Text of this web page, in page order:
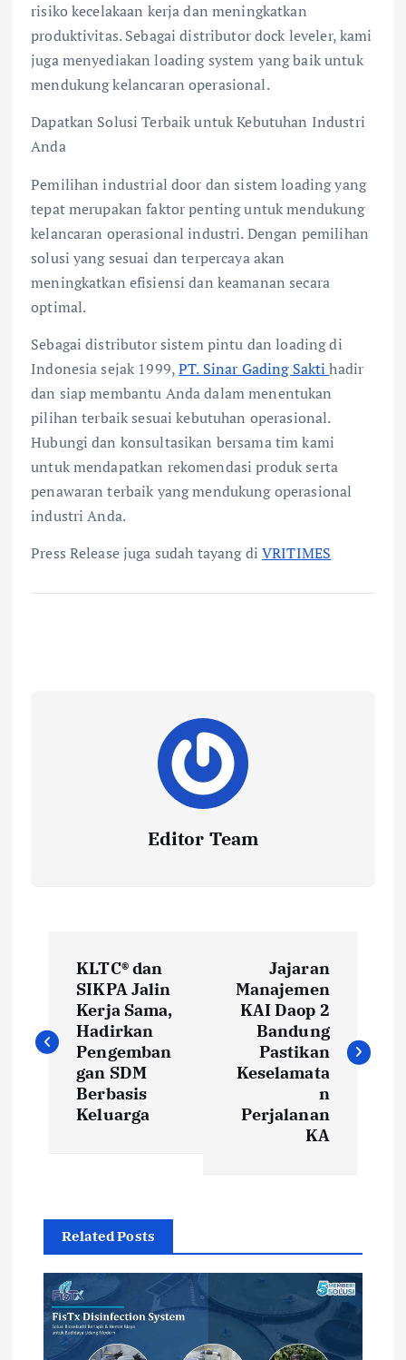
risiko kecelakaan kerja dan meningkatkan
produktivitas. Sebagai distributor dock leveler, kami
juga menyediakan loading system yang baik untuk
mendukung kelancaran operasional.
Dapatkan Solusi Terbaik untuk Kebutuhan Industri
Anda
Pemilihan industrial door dan sistem loading yang
tepat merupakan faktor penting untuk mendukung
kelancaran operasional industri. Dengan pemilihan
solusi yang sesuai dan terpercaya akan
meningkatkan efisiensi dan keamanan secara
optimal.
Sebagai distributor sistem pintu dan loading di
Indonesia sejak 1999,PT. Sinar Gading Saktihadir
dan siap membantu Anda dalam menentukan
pilihan terbaik sesuai kebutuhan operasional.
Hubungi dan konsultasikan bersama tim kami
untuk mendapatkan rekomendasi produk serta
penawaran terbaik yang mendukung operasional
industri Anda.
Press Release juga sudah tayang diVRITIMES
Editor Team
s
v
g
KLTC® dan
SIKPA Jalin
Kerja Sama,
Hadirkan
Pengemban
gan SDM
Berbasis
Keluarga
Jajaran
Manajemen
KAI Daop 2
Bandung
Pastikan
Keselamata
n
Perjalanan
KA
Related Posts